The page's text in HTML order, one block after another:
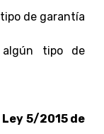
de garantía
algún tipo de
5/2015 de